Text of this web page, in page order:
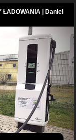
ŁADOWANIA | Daniel